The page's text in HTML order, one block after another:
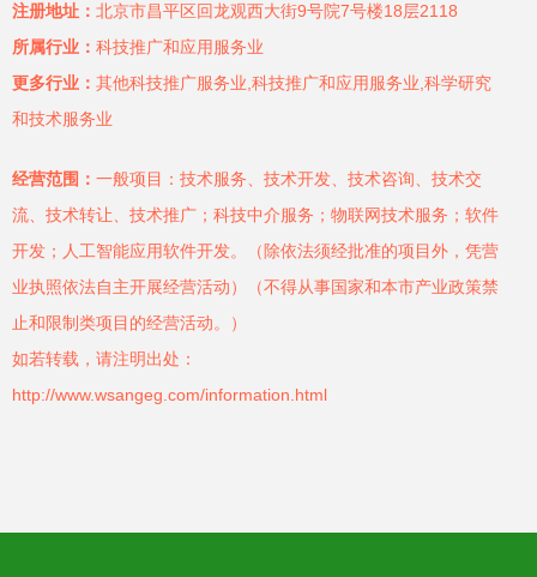
注册地址： 北京市昌平区回龙观西大街9号院7号楼18层2118
所属行业： 科技推广和应用服务业
更多行业： 其他科技推广服务业,科技推广和应用服务业,科学研究
和技术服务业
经营范围： 一般项目：技术服务、技术开发、技术咨询、技术交
流、技术转让、技术推广；科技中介服务；物联网技术服务；软件
开发；人工智能应用软件开发。（除依法须经批准的项目外，凭营
业执照依法自主开展经营活动）（不得从事国家和本市产业政策禁
止和限制类项目的经营活动。）
如若转载，请注明出处：
http://www.wsangeg.com/information.html